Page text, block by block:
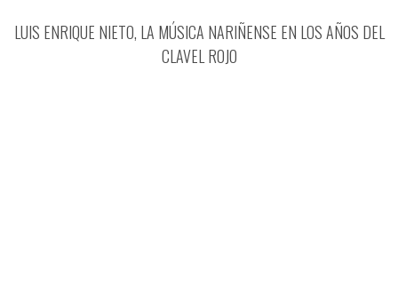
LUIS ENRIQUE NIETO, LA MÚSICA NARIÑENSE EN LOS AÑOS DEL
CLAVEL ROJO